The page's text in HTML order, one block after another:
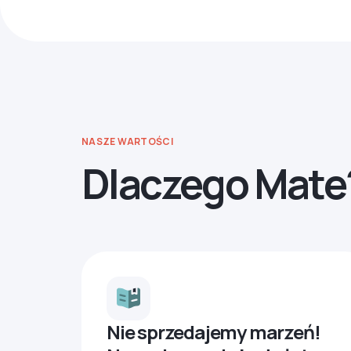
NASZE WARTOŚCI
Dlaczego
Nie sprzedajemy marzeń!